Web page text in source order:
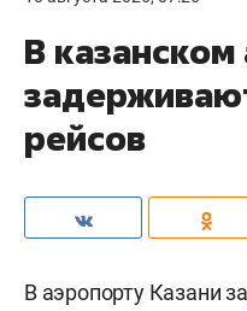
В
рейсов
В аэропорту Казани